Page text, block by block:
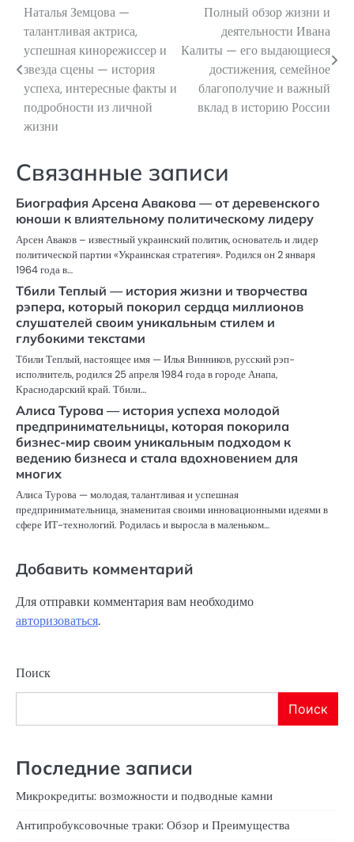
Навигация
по
записям
Наталья Земцова —
талантливая актриса,
успешная кинорежиссер и
звезда сцены — история
успеха, интересные факты и
подробности из личной
жизни
Полный обзор жизни и
деятельности Ивана
Калиты — его выдающиеся
достижения, семейное
благополучие и важный
вклад в историю России
Связанные записи
Биография Арсена Авакова — от деревенского
юноши к влиятельному политическому лидеру
Арсен Аваков – известный украинский политик, основатель и лидер
политической партии «Украинская стратегия». Родился он 2 января
1964 года в…
Тбили Теплый — история жизни и творчества
рэпера, который покорил сердца миллионов
слушателей своим уникальным стилем и
глубокими текстами
Тбили Теплый, настоящее имя — Илья Винников, русский рэп-
исполнитель, родился 25 апреля 1984 года в городе Анапа,
Краснодарский край. Тбили…
Алиса Турова — история успеха молодой
предпринимательницы, которая покорила
бизнес-мир своим уникальным подходом к
ведению бизнеса и стала вдохновением для
многих
Алиса Турова — молодая, талантливая и успешная
предпринимательница, знаменитая своими инновационными идеями в
сфере ИТ-технологий. Родилась и выросла в маленьком…
Добавить комментарий
Для отправки комментария вам необходимо
авторизоваться.
Поиск
Поиск
Последние записи
Микрокредиты: возможности и подводные камни
Антипробуксовочные траки: Обзор и Преимущества